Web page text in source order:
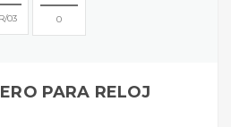
03 0
PARA RELOJ